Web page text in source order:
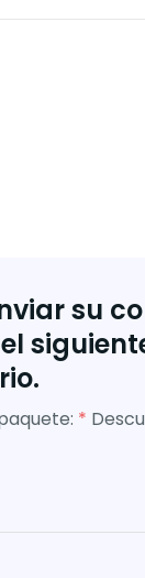
su
*